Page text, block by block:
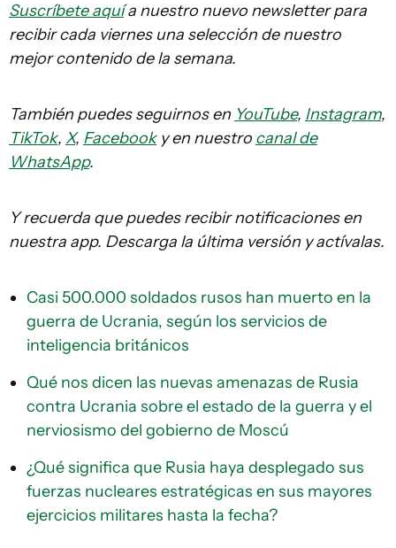
Suscríbete aquía nuestro nuevo newsletter para
recibir cada viernes una selección de nuestro
mejor contenido de la semana.
También puedes seguirnos en YouTube, Instagram,
TikTok, X, Facebooky en nuestro canal de
WhatsApp.
Y recuerda que puedes recibir notificaciones en
nuestra app. Descarga la última versión y actívalas.
Casi 500.000 soldados rusos han muerto en la
guerra de Ucrania, según los servicios de
inteligencia británicos
Qué nos dicen las nuevas amenazas de Rusia
contra Ucrania sobre el estado de la guerra y el
nerviosismo del gobierno de Moscú
¿Qué significa que Rusia haya desplegado sus
fuerzas nucleares estratégicas en sus mayores
ejercicios militares hasta la fecha?